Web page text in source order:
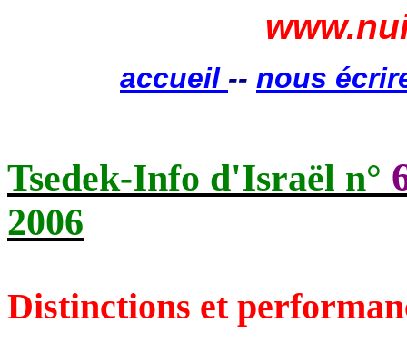
accueil -- nous
Tsedek-Info d'Israël n°
2006
Distinctions et